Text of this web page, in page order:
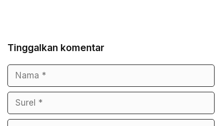
Tinggalkan komentar
Nama
Surel